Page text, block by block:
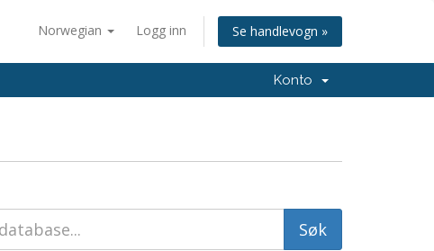
Norwegian Logg inn Se handlevogn »
Konto